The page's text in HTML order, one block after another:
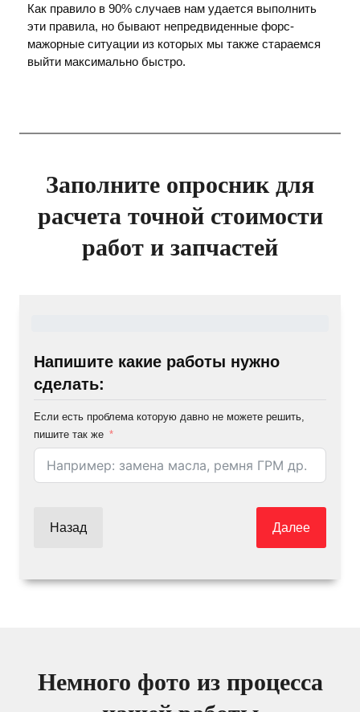
Как правило в 90% случаев нам удается выполнить
эти правила, но бывают непредвиденные форс-
мажорные ситуации из которых мы также стараемся
выйти максимально быстро.
Заполните опросник для
расчета точной стоимости
работ и запчастей
Напишите какие работы нужно
сделать:
Если есть проблема которую давно не можете решить,
пишите так же
Назад Далее
Немного фото из процесса